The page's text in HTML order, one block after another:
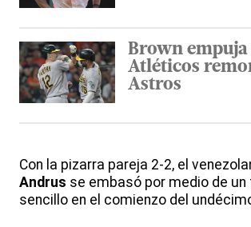
Brown empuja
Atléticos
Astros
Con la pizarra pareja 2-2, el
Andrus se embasó por medio de un
sencillo en el comienzo del